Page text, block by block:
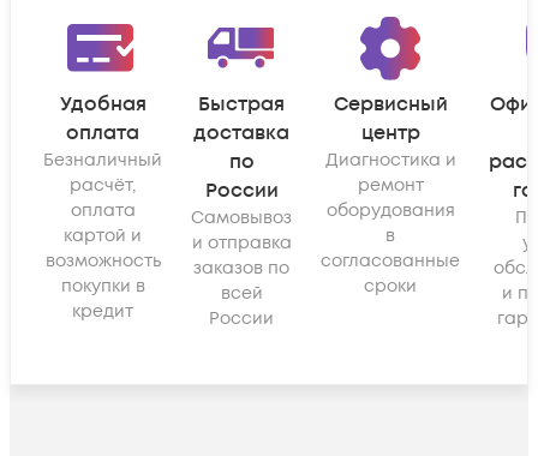
Удобная
оплата
Безналичный
расчёт,
оплата
картой и
возможность
покупки в
кредит
Быстрая
доставка
по
России
Самовывоз
и отправка
заказов по
всей
России
Сервисный
центр
Диагностика и
ремонт
оборудования
в
согласованные
сроки
и